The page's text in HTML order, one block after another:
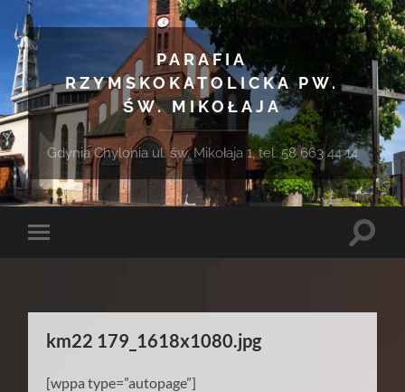
PARAFIA
RZYMSKOKATOLICKA PW.
ŚW. MIKOŁAJA
Gdynia Chylonia ul. św. Mikołaja 1, tel. 58 663 44 14
Toggle
Toggle
km22 179_1618x1080.jpg
[wppa type=”autopage”]